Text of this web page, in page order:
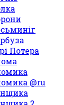
Потера
@ru